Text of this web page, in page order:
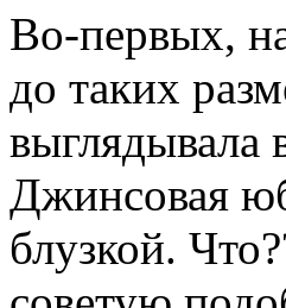
Во-первых,
до таких
выглядывала
Джинсовая
блузкой.